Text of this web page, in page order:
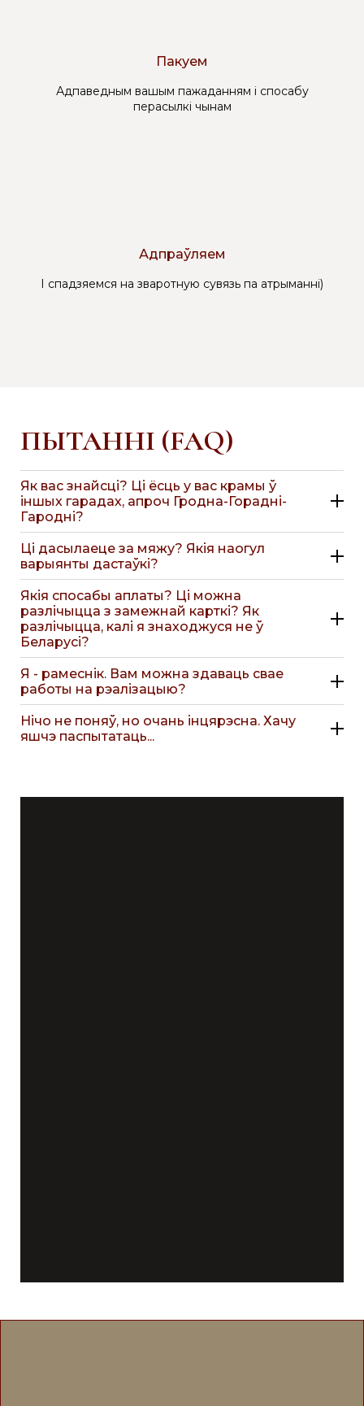
Пакуем
Адпаведным вашым пажаданням і спосабу
перасылкі чынам
Адпраўляем
І спадзяемся на зваротную сувязь па атрыманні)
ПЫТАННІ (FAQ)
Як вас знайсці? Ці ёсць у вас крамы ў
іншых гарадах, апроч Гродна-Горадні-
Гародні?
Ці дасылаеце за мяжу? Якія наогул
варыянты дастаўкі?
Якія спосабы аплаты? Ці можна
разлічыцца з замежнай карткі? Як
разлічыцца, калі я знаходжуся не ў
Беларусі?
Я - рамеснік. Вам можна здаваць свае
работы на рэалізацыю?
Нічо не поняў, но очань інцярэсна. Хачу
яшчэ паспытатаць...